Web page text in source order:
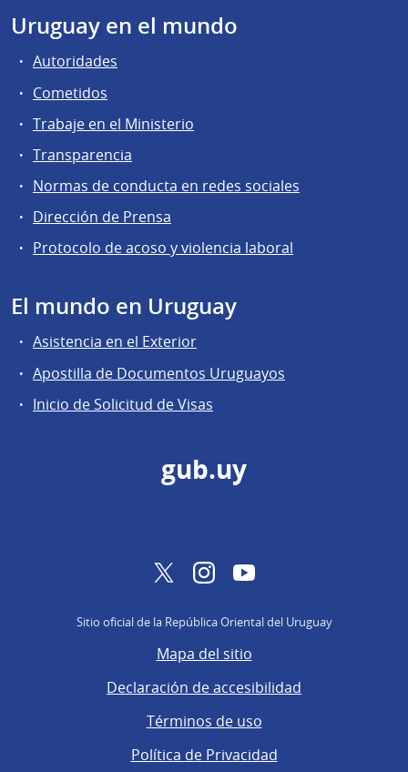
Uruguay en el mundo
Autoridades
Cometidos
Trabaje en el Ministerio
Transparencia
Normas de conducta en redes sociales
Dirección de Prensa
Protocolo de acoso y violencia laboral
El mundo en Uruguay
Asistencia en el Exterior
Apostilla de Documentos Uruguayos
Inicio de Solicitud de Visas
gub.uy
TwitterInstagramYouTube
Sitio oficial de la República Oriental del Uruguay
Mapa del sitio
Declaración de accesibilidad
Términos de uso
Política de Privacidad